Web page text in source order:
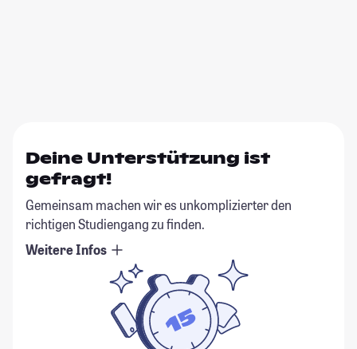
Deine Unterstützung ist
gefragt!
Gemeinsam machen wir es unkomplizierter den
richtigen Studiengang zu finden.
Weitere Infos